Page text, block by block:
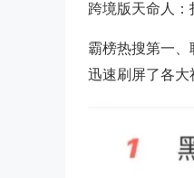
跨境版天命人
霸榜热搜第一
迅速刷屏了各大